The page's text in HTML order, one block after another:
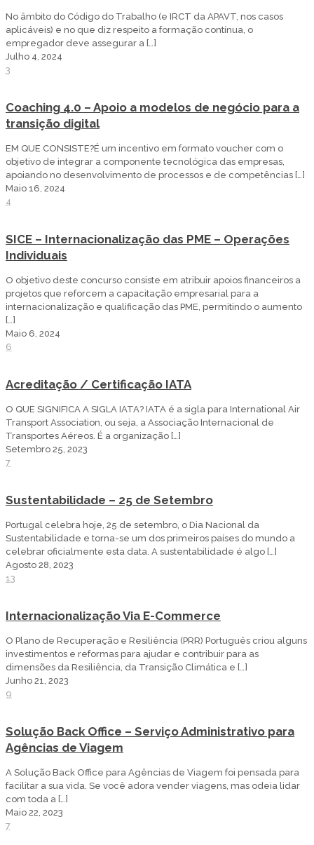
No âmbito do Código do Trabalho (e IRCT da APAVT, nos casos
aplicáveis) e no que diz respeito a formação contínua, o
empregador deve assegurar a […]
Julho 4, 2024
3
Coaching 4.0 – Apoio a modelos de negócio para a
transição digital
EM QUE CONSISTE?É um incentivo em formato voucher com o
objetivo de integrar a componente tecnológica das empresas,
apoiando no desenvolvimento de processos e de competências […]
Maio 16, 2024
4
SICE – Internacionalização das PME – Operações
Individuais
O objetivo deste concurso consiste em atribuir apoios financeiros a
projetos que reforcem a capacitação empresarial para a
internacionalização e qualificação das PME, permitindo o aumento
[…]
Maio 6, 2024
6
Acreditação / Certificação IATA
O QUE SIGNIFICA A SIGLA IATA? IATA é a sigla para International Air
Transport Association, ou seja, a Associação Internacional de
Transportes Aéreos. É a organização […]
Setembro 25, 2023
7
Sustentabilidade – 25 de Setembro
Portugal celebra hoje, 25 de setembro, o Dia Nacional da
Sustentabilidade e torna-se um dos primeiros países do mundo a
celebrar oficialmente esta data. A sustentabilidade é algo […]
Agosto 28, 2023
13
Internacionalização Via E-Commerce
O Plano de Recuperação e Resiliência (PRR) Português criou alguns
investimentos e reformas para ajudar e contribuir para as
dimensões da Resiliência, da Transição Climática e […]
Junho 21, 2023
9
Solução Back Office – Serviço Administrativo para
Agências de Viagem
A Solução Back Office para Agências de Viagem foi pensada para
facilitar a sua vida. Se você adora vender viagens, mas odeia lidar
com toda a […]
Maio 22, 2023
7